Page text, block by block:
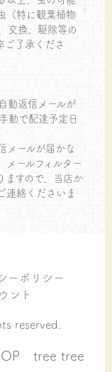
（特に観葉植物
交換、駆除等の
ご了承くださ
動返信メールが
動で配達予定日
メールが届かな
ールフィルター
ますので、当店か
連絡くださいま
ーポリシー
ント
reserved.
tree tree